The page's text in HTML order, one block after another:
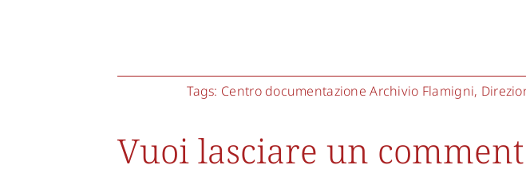
Tags: Centro documentazione Archivio Flamigni,
Vuoi lasciare un